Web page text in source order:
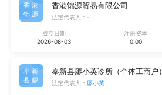
香港
锦源
香港锦源贸易有限公司
法定代表人： -
成立日期
2026-08-03
注册资本
0.00
奉新
县廖
奉新县廖小英诊所（个体工商户）
法定代表人： 廖小英